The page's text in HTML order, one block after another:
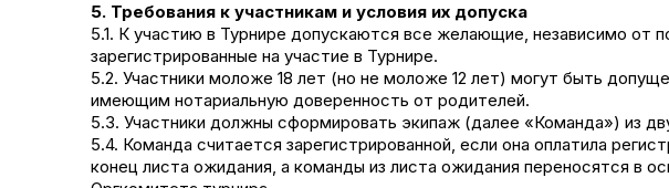
5. Требования к участникам и условия их допуска
5.1. К участию в Турнире допускаются все желающие, независимо от
зарегистрированные на участие в Турнире.
5.2. Участники моложе 18 лет (но не моложе 12 лет) могут быть
имеющим нотариальную доверенность от родителей.
5.3. Участники должны сформировать экипаж (далее «Команда») из
5.4. Команда считается зарегистрированной, если она оплатила
конец листа ожидания, а команды из листа ожидания переносятся в